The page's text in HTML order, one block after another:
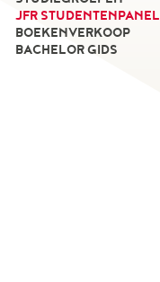
JFR STUDENTENPANEL
BOEKENVERKOOP
BACHELOR GIDS